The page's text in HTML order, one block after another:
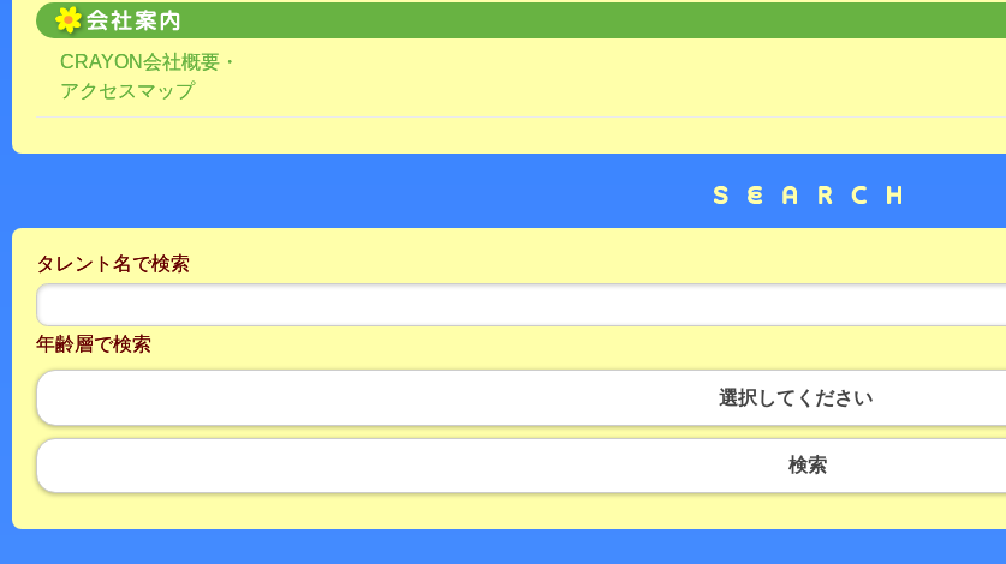
CRAYON会社概要・
アクセスマップ
タレント名で検索
年齢層で検索
選択してください
検索